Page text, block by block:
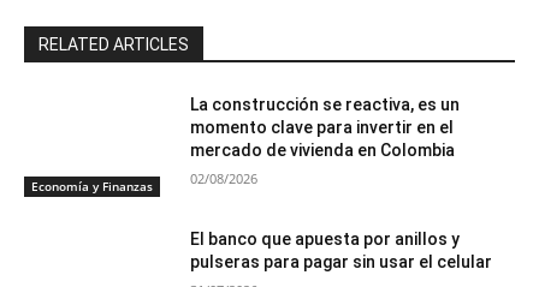
RELATED ARTICLES
Economía y Finanzas
La construcción se reactiva, es un
momento clave para invertir en el
mercado de vivienda en Colombia
02/08/2026
El banco que apuesta por anillos y
pulseras para pagar sin usar el celular